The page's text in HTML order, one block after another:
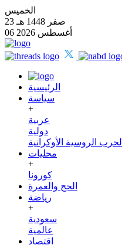
الخميس
23 صفر 1448 هـ
06 أغسطس 2026
الرئيسية
سياسة
+
عربية
دولية
الحرب الروسية الأوكرانية
محليات
+
كورونا
الحج والعمرة
رياضة
+
سعودية
عالمية
اقتصاد